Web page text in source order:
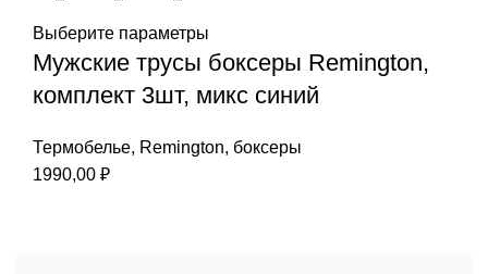
Выберите параметры
Мужские трусы боксеры Remington,
комплект 3шт, микс синий
Термобелье, Remington, боксеры
1990,00 ₽